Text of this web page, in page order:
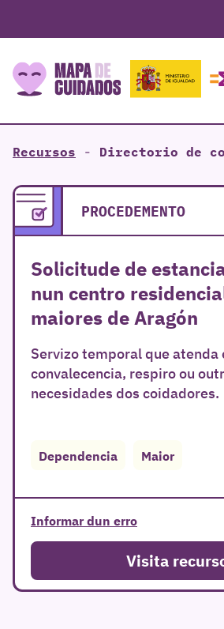
Recursos - Directorio de
PROCEDEMENTO
Solicitude de
nun centro
maiores de Aragón
Servizo temporal que atenda
convalecencia, respiro ou
necesidades dos coidadores.
Dependencia Maior
Informar dun erro
Visita